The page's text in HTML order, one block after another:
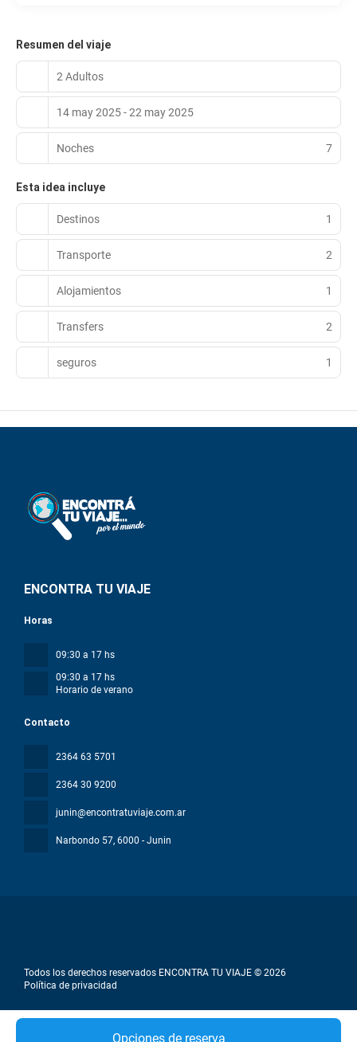
Opciones de reserva
Resumen del viaje
2 Adultos
14 may 2025 - 22 may 2025
Noches 7
Esta idea incluye
Destinos 1
Transporte 2
Alojamientos 1
Transfers 2
seguros 1
ENCONTRA TU VIAJE
Contacto
2364 63 5701
2364 30 9200
junin@encontratuviaje.com.ar
Narbondo 57, 6000 - Junin
Horas
09:30 a 17 hs
09:30 a 17 hs
Horario de verano
Todos los derechos reservados ENCONTRA TU VIAJE © 2026
Política de privacidad